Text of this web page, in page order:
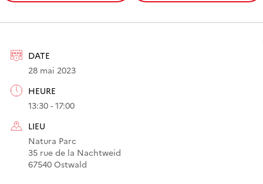
DATE
28 mai 2023
HEURE
13:30 - 17:00
LIEU
Natura Parc
35 rue de la Nachtweid
67540 Ostwald